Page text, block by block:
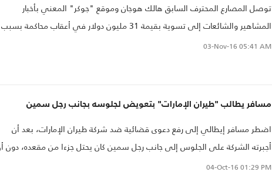
توصل المصارع المحترف السابق هالك هوجان وموقع "جوكر" المعني بأخبار
المشاهير والشائعات إلى تسوية بقيمة 31 مليون دولار في أعقاب محاكمة بسبب
مقطع فيديو جنسي لهوجان، بحسب ما أعلنه مؤسس موقع جوكر أمس الأربعاء.
03-Nov-16 05:41 AM
مسافر يطالب "طيران الإمارات" بتعويض لجلوسه بجانب رجل سمين
اضطر مسافر إيطالي إلى رفع دعوى قضائية ضد شركة طيران الإمارات، بعد أن
أجبرته الشركة على الجلوس إلى جانب رجل سمين كان يحتل جزءا من مقعده، دون
تسمح له بتغيير مكانه طوال الرحلة التي استمرت تسع ساعات..
04-Oct-16 01:29 PM